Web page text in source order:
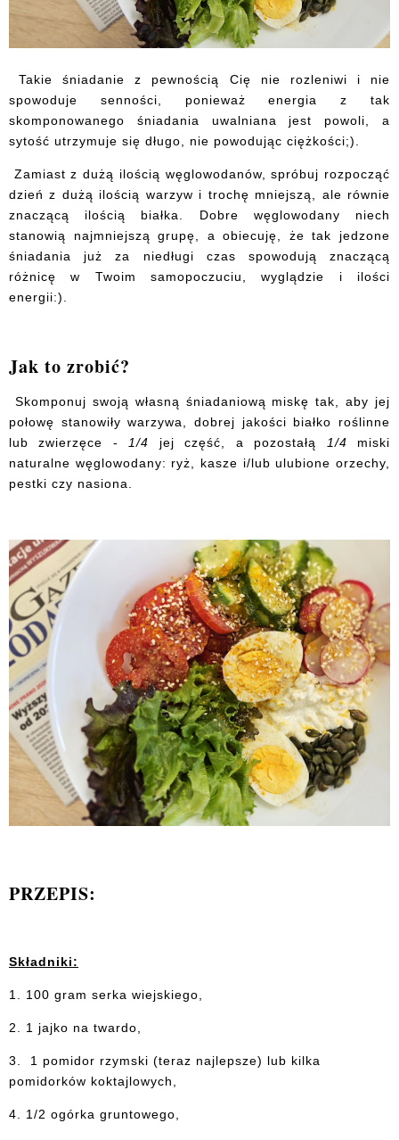
Takie śniadanie z pewnością Cię nie rozleniwi i nie
spowoduje senności, ponieważ energia z tak
skomponowanego śniadania uwalniana jest powoli, a
sytość utrzymuje się długo, nie powodując ciężkości;).
Zamiast z dużą ilością węglowodanów, spróbuj rozpocząć
dzień z dużą ilością warzyw i trochę mniejszą, ale równie
znaczącą ilością białka. Dobre węglowodany niech
stanowią najmniejszą grupę, a obiecuję, że tak jedzone
śniadania już za niedługi czas spowodują znaczącą
różnicę w Twoim samopoczuciu, wyglądzie i ilości
energii:).
Jak to zrobić?
Skomponuj swoją własną śniadaniową miskę tak, aby jej
połowę stanowiły warzywa, dobrej jakości białko roślinne
lub zwierzęce -
1/4 jej część, a pozostałą 1/4 miski
naturalne węglowodany: ryż, kasze i/lub ulubione orzechy,
pestki czy nasiona.
PRZEPIS:
Składniki:
1. 100 gram serka wiejskiego,
2. 1 jajko na twardo,
3. 1 pomidor rzymski (teraz najlepsze) lub kilka
pomidorków koktajlowych,
4. 1/2 ogórka gruntowego,